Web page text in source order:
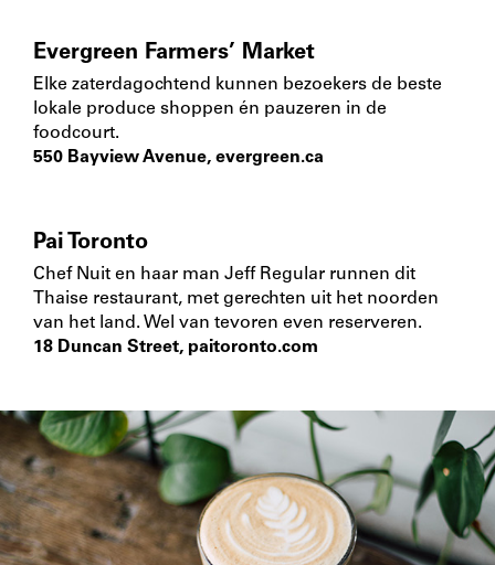
Evergreen Farmers’ Market
Elke zaterdagochtend kunnen bezoekers de beste
lokale produce shoppen én pauzeren in de
foodcourt.
550 Bayview Avenue, evergreen.ca
Pai Toronto
Chef Nuit en haar man Jeff Regular runnen dit
Thaise restaurant, met gerechten uit het noorden
van het land. Wel van tevoren even reserveren.
18 Duncan Street, paitoronto.com